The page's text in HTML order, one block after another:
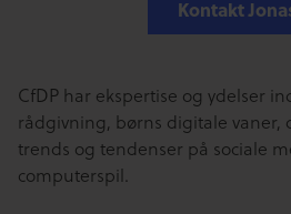
Kontakt
CfDP har ekspertise og ydelser
rådgivning, børns digitale vaner,
trends og tendenser på sociale
computerspil.